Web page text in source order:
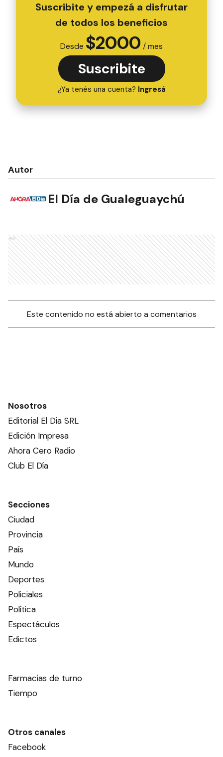
Suscribite y empezá a disfrutar
de todos los beneficios
Desde $2000 / mes
Suscribite
¿Ya tenés una cuenta? Ingresá
Autor
El Día de Gualeguaychú
Ads
Este contenido no está abierto a comentarios
Nosotros
Editorial El Dia SRL
Edición Impresa
Ahora Cero Radio
Club El Día
Secciones
Ciudad
Provincia
País
Mundo
Deportes
Policiales
Política
Espectáculos
Edictos
Farmacias de turno
Tiempo
Otros canales
Facebook